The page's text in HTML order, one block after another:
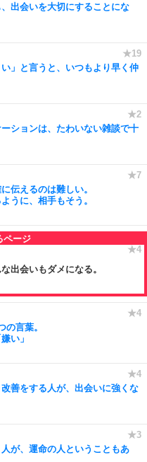
出会いを大切にすることにな
い」と言うと、いつもより早く仲
ションは、たわいない雑談で十
伝えるのは難しい。
うに、相手もそう。
出会いもダメになる。
の言葉。
い」
善をする人が、出会いに強くな
が、運命の人ということもあ